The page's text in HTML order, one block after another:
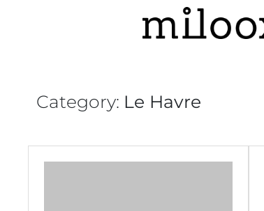
Category: Le Havre